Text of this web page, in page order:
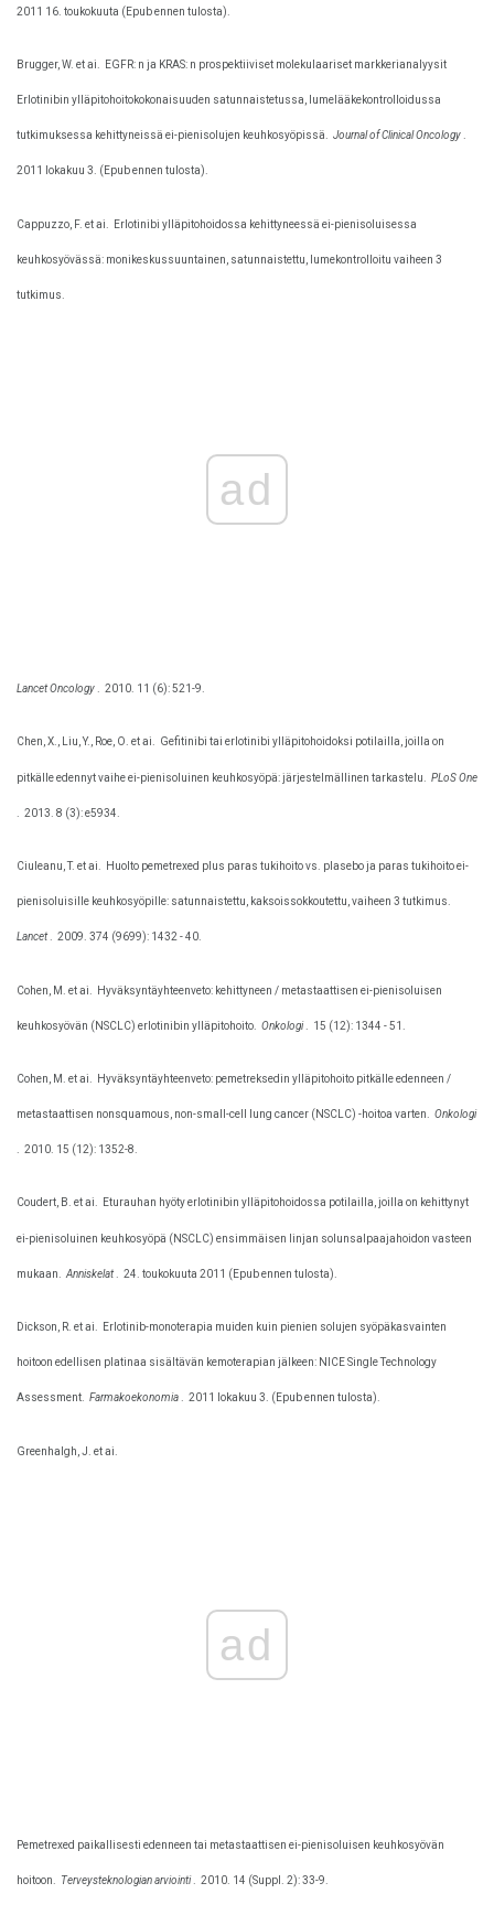
2011 16. toukokuuta (Epub ennen tulosta).
Brugger, W. et ai. EGFR: n ja KRAS: n prospektiiviset molekulaariset markkerianalyysit
Erlotinibin ylläpitohoitokokonaisuuden satunnaistetussa, lumelääkekontrolloidussa
tutkimuksessa kehittyneissä ei-pienisolujen keuhkosyöpissä. Journal of Clinical Oncology.
2011 lokakuu 3. (Epub ennen tulosta).
Cappuzzo, F. et ai. Erlotinibi ylläpitohoidossa kehittyneessä ei-pienisoluisessa
keuhkosyövässä: monikeskussuuntainen, satunnaistettu, lumekontrolloitu vaiheen 3
tutkimus.
ad
Lancet Oncology. 2010. 11 (6): 521-9.
Chen, X., Liu, Y., Roe, O. et ai. Gefitinibi tai erlotinibi ylläpitohoidoksi potilailla, joilla on
pitkälle edennyt vaihe ei-pienisoluinen keuhkosyöpä: järjestelmällinen tarkastelu. PLoS One
2013. 8 (3): e5934.
Ciuleanu, T. et ai. Huolto pemetrexed plus paras tukihoito vs. plasebo ja paras tukihoito ei-
pienisoluisille keuhkosyöpille: satunnaistettu, kaksoissokkoutettu, vaiheen 3 tutkimus.
Lancet. 2009. 374 (9699): 1432 - 40.
Cohen, M. et ai. Hyväksyntäyhteenveto: kehittyneen / metastaattisen ei-pienisoluisen
keuhkosyövän (NSCLC) erlotinibin ylläpitohoito. Onkologi. 15 (12): 1344 - 51.
Cohen, M. et ai. Hyväksyntäyhteenveto: pemetreksedin ylläpitohoito pitkälle edenneen /
metastaattisen nonsquamous, non-small-cell lung cancer (NSCLC) -hoitoa varten. Onkologi
. 2010. 15 (12): 1352-8.
Coudert, B. et ai. Eturauhan hyöty erlotinibin ylläpitohoidossa potilailla, joilla on kehittynyt
ei-pienisoluinen keuhkosyöpä (NSCLC) ensimmäisen linjan solunsalpaajahoidon vasteen
mukaan. Anniskelat. 24. toukokuuta 2011 (Epub ennen tulosta).
Dickson, R. et ai. Erlotinib-monoterapia muiden kuin pienien solujen syöpäkasvainten
hoitoon edellisen platinaa sisältävän kemoterapian jälkeen: NICE Single Technology
Assessment. Farmakoekonomia. 2011 lokakuu 3. (Epub ennen tulosta).
Greenhalgh, J. et ai.
ad
Pemetrexed paikallisesti edenneen tai metastaattisen ei-pienisoluisen keuhkosyövän
hoitoon. Terveysteknologian arviointi. 2010. 14 (Suppl. 2): 33-9.